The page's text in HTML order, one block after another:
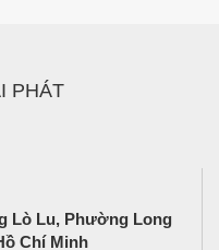
PHÁT
Lò Lu, Phường Long
Chí Minh